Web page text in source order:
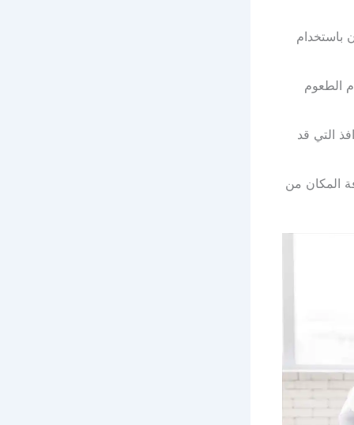
باستخدام
الطعوم
التي قد
المكان من